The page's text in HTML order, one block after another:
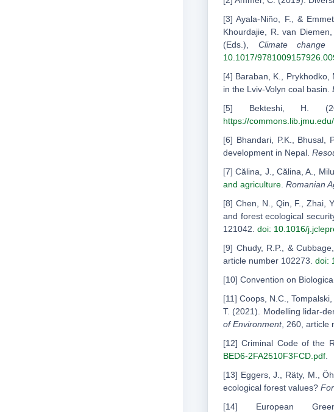
[3] Ayala-Niño, F., &
Khourdajie, R. van
(Eds.), Climate
10.1017/
[4] Baraban, K.,
in the Lviv-Volyn coal basin.
[5] Bekteshi, H.
https://
[6] Bhandari, P.K., Bhusal,
development in Nepal.
[7] Călina, J., Călina, A.,
and agriculture Romanian
[8] Chen, N., Qin, F., Zhai,
and forest ecological
121042. doi: 10.1016/
[9] Chudy, R.P., &
article number 102273. doi:
[10] Convention on
[11] Coops, N.C.,
T. (2021). Modelling lidar-
of Environment, 260, article
[12] Criminal Code of the
BED6-2FA2510F3FCD.pdf
[13] Eggers, J., Räty, M.,
ecological forest values?
[14] European